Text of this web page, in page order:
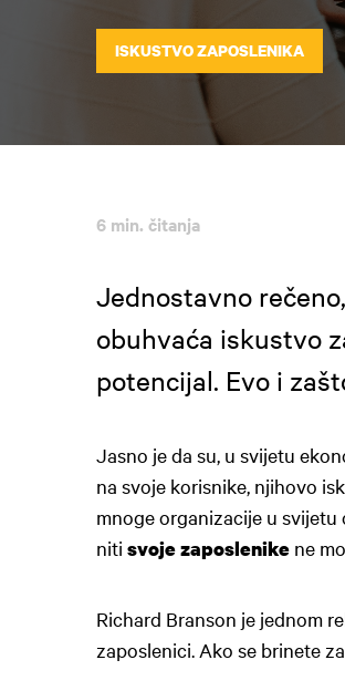
ISKUSTVO ZAPOSLENIKA
6 min. čitanja
Jednostavno
obuhvaća iskustvo
potencijal. Evo i
Jasno je da su, u svijetu
na svoje korisnike, njihovo
mnoge organizacije u
niti svoje zaposlenike ne
Richard Branson je jednom
zaposlenici. Ako se brinete